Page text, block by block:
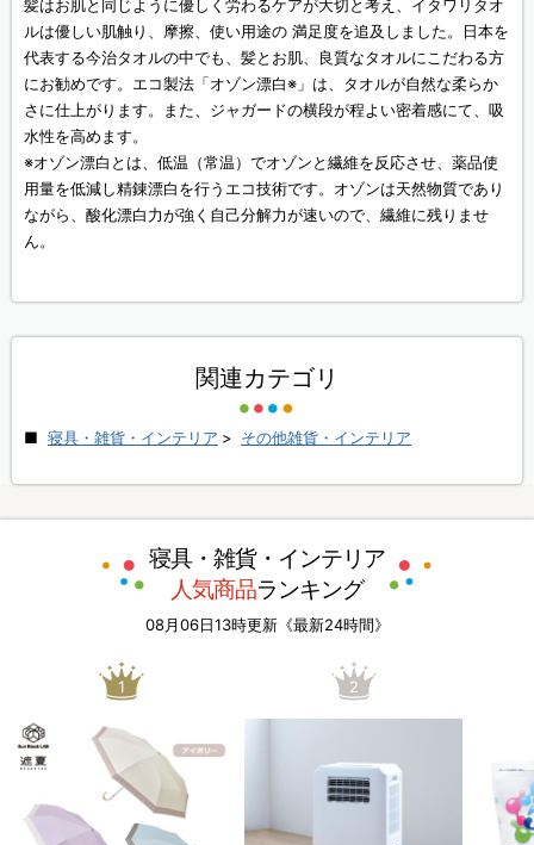
髪はお肌と同じように優しく労わるケアが大切と考え、イタワリタオ
ルは優しい肌触り、摩擦、使い用途の 満足度を追及しました。日本を
代表する今治タオルの中でも、髪とお肌、良質なタオルにこだわる方
にお勧めです。エコ製法「オゾン漂白※」は、タオルが自然な柔らか
さに仕上がります。また、ジャガードの横段が程よい密着感にて、吸
水性を高めます。
※オゾン漂白とは、低温（常温）でオゾンと繊維を反応させ、薬品使
用量を低減し精錬漂白を行うエコ技術です。オゾンは天然物質であり
ながら、酸化漂白力が強く自己分解力が速いので、繊維に残りませ
ん。
関連カテゴリ
寝具・雑貨・インテリア > その他雑貨・インテリア
寝具・雑貨・インテリア
人気商品ランキング
08月06日13時更新《最新24時間》
1 2